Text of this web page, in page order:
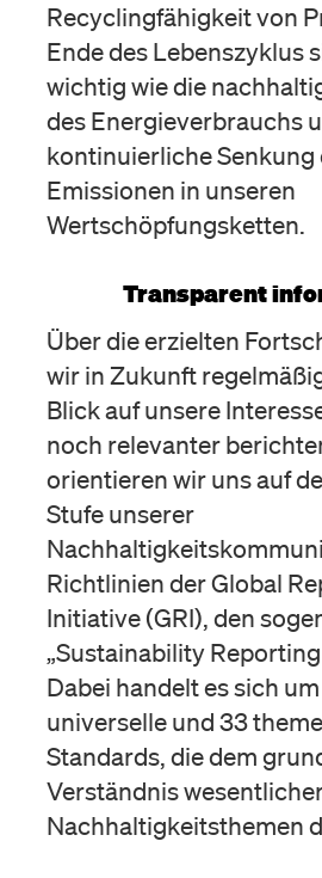
Recyclingfähigkeit von
Ende des Lebenszyklus
wichtig wie die
des Energieverbrauchs
kontinuierliche Senkung
Emissionen in unseren
Wertschöpfungsketten.
Transparent
Über die erzielten
wir in Zukunft
Blick auf unsere
noch relevanter
orientieren wir uns auf
Stufe unserer
Richtlinien der Global
Initiative (GRI), den
„Sustainability
Dabei handelt es sich
universelle und 33
Standards, die dem
Verständnis
Nachhaltigkeitsthemen